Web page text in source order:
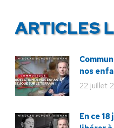
ARTICLES
nos
22 juillet
En ce